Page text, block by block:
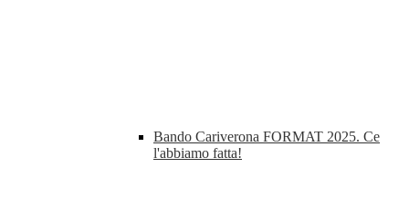
Bando Cariverona FORMAT 2025. Ce
l'abbiamo fatta!